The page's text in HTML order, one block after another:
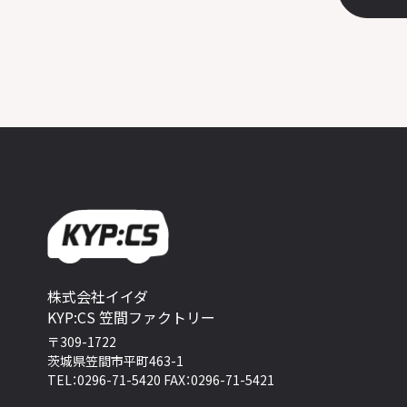
株式会社イイダ
KYP:CS 笠間ファクトリー
〒309-1722
茨城県笠間市平町463-1
TEL：0296-71-5420 FAX：0296-71-5421